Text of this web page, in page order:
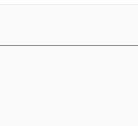
غذاهای ایرانی با کیفیت بسیار بالا
است.
هتل مراجعه کنید. سالن همایش برای
هتل هستند. این